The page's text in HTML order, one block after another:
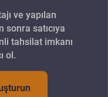
ve yapılan
satıcıya
tahsilat imkanı
ol.